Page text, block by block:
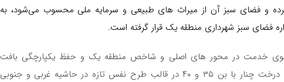
و فضای سبز آن از میراث های طبیعی و سرمایه ملی محسوب می‌شود، به
فضای سبز شهرداری منطقه یک قرار گرفته است.
خدمت در محور های اصلی و شاخص منطقه یک و حفظ یکپارچگی بافت
درختان چنار در بوستان نیاوران، ۴۱ اصله درخت چنار با بن ۳۵ و ۴۰ در قالب طرح نفس تازه در حاشیه غربی و جنوبی